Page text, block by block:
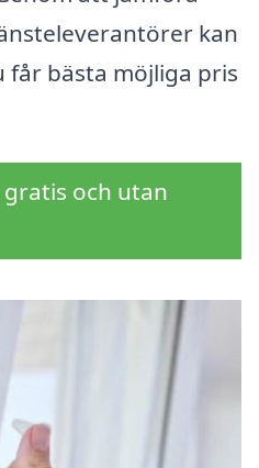
kan
får bästa möjliga pris
och utan